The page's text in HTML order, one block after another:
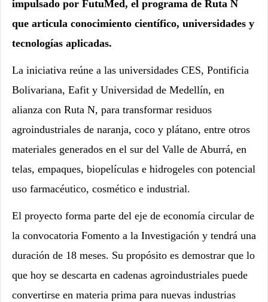
impulsado por FutuMed, el programa de Ruta N
que articula conocimiento científico, universidades y
tecnologías aplicadas.
La iniciativa reúne a las universidades CES, Pontificia
Bolivariana, Eafit y Universidad de Medellín, en
alianza con Ruta N, para transformar residuos
agroindustriales de naranja, coco y plátano, entre otros
materiales generados en el sur del Valle de Aburrá, en
telas, empaques, biopelículas e hidrogeles con potencial
uso farmacéutico, cosmético e industrial.
El proyecto forma parte del eje de economía circular de
la convocatoria Fomento a la Investigación y tendrá una
duración de 18 meses. Su propósito es demostrar que lo
que hoy se descarta en cadenas agroindustriales puede
convertirse en materia prima para nuevas industrias